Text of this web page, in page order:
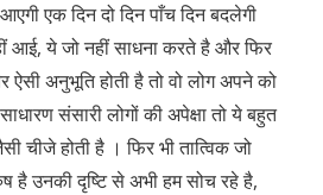
एक दिन दो दिन पाँच दिन बदलेगी
आई, ये जो नहीं साधना करते है और फिर
अनुभूति होती है तो वो लोग अपने को
संसारी लोगों की अपेक्षा तो ये बहुत
चीजे होती है । फिर भी तात्विक जो
है उनकी दृष्टि से अभी हम सोच रहे है,